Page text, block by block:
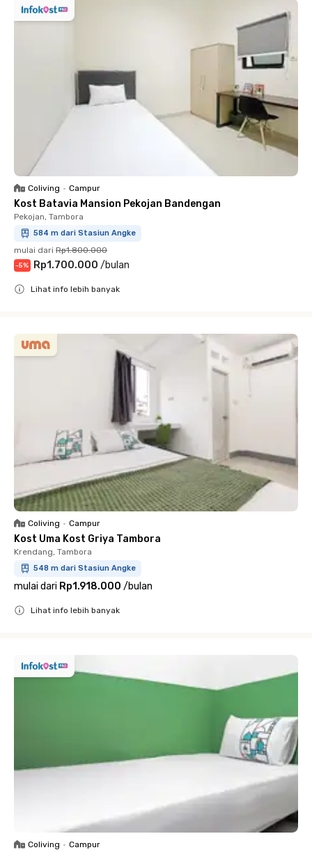
Coliving • Campur
Kost Batavia Mansion Pekojan Bandengan
Pekojan, Tambora
584 m dari Stasiun Angke
mulai dari Rp1.800.000
-5% Rp1.700.000 /bulan
Lihat info lebih banyak
Coliving • Campur
Kost Uma Kost Griya Tambora
Krendang, Tambora
548 m dari Stasiun Angke
mulai dari Rp1.918.000 /bulan
Lihat info lebih banyak
Coliving • Campur